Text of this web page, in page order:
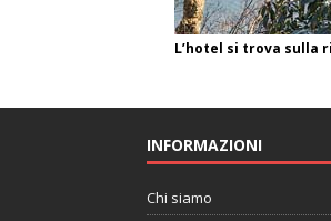
L’hotel si trova sulla
INFORMAZIONI
Chi siamo